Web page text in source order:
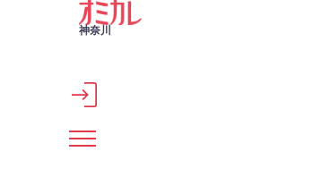
メインコンテンツへスキップ
神奈川